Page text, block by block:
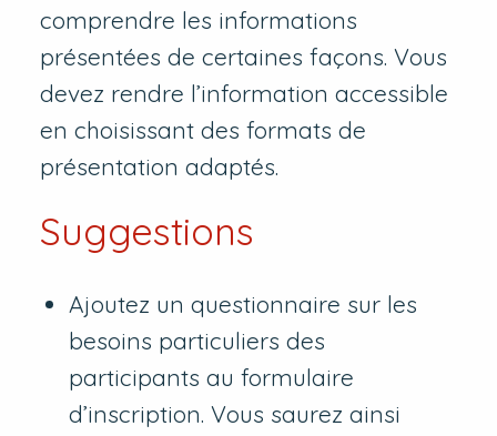
comprendre les informations
présentées de certaines façons. Vous
devez rendre l’information accessible
en choisissant des formats de
présentation adaptés.
Suggestions
Ajoutez un questionnaire sur les
besoins particuliers des
participants au formulaire
d’inscription. Vous saurez ainsi